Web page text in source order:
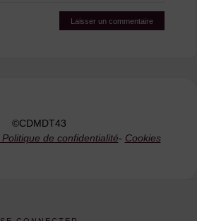
©CDMDT43
Politique de confidentialité- Cookies